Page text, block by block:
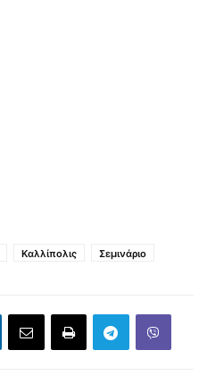
Καλλίπολις Σεμινάριο